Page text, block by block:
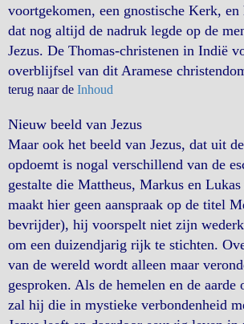
voortgekomen, een gnostische Kerk, en
dat nog altijd de nadruk legde op de
Jezus. De Thomas-christenen in Indië
overblijfsel van dit Aramese
terug naar de Inhoud
Nieuw beeld van Jezus
Maar ook het beeld van Jezus, dat uit
opdoemt is nogal verschillend van de
gestalte die Mattheus, Markus en
maakt hier geen aanspraak op de titel
bevrijder), hij voorspelt niet zijn
om een duizendjarig rijk te stichten.
van de wereld wordt alleen maar
gesproken. Als de hemelen en de aarde
zal hij die in mystieke verbondenheid